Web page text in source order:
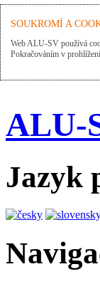
ALU-
Jazyk
SOUKROMÍ A
Web ALU-SV používá
Pokračováním v